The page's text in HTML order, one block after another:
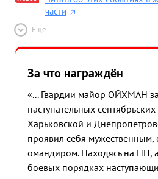
части
Ещё
За что награждён
«... Гвардии майор ОЙХМАН
наступательных
Харьковской и
проявил себя
омандиром. Находясь на НП,
боевых порядках